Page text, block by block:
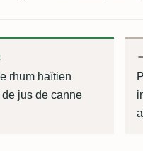
rhum haïtien
jus de canne